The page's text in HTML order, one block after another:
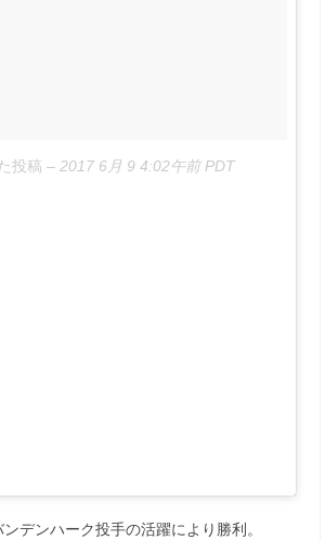
投稿 – 2017 6月 9 4:02午前 PDT
デンハーク投手の活躍により勝利。